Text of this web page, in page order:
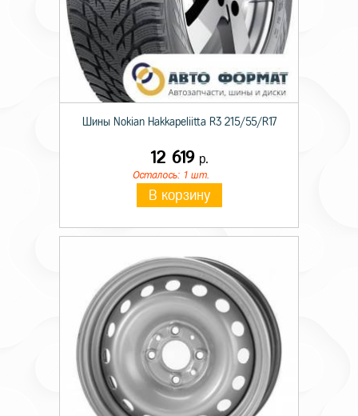
Шины Nokian Hakkapeliitta R3 215/55/R17
12 619р.
Осталось: 1 шт.
В корзину